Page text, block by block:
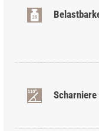
Scharniere